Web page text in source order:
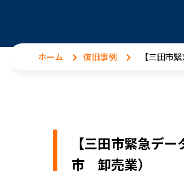
ホーム 復旧事例 【三田市
【三田市緊急デ
市 卸売業）